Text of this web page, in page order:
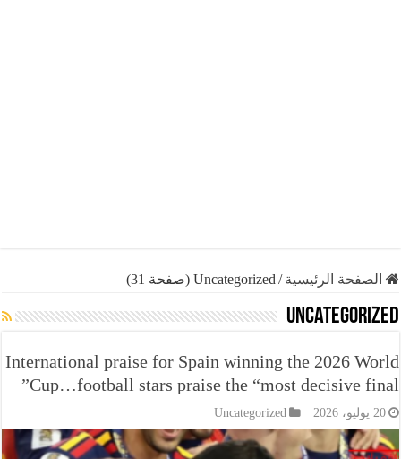
الرئيسية /Uncategorized (صفحة 31)
International praise for Spain winning the 2026
Cup…football stars praise the “most decisive
Uncategorized